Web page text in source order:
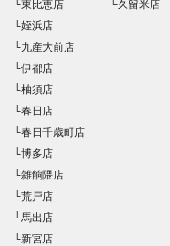
└東比恵店
└姪浜店
└九産大前店
└伊都店
└柚須店
└春日店
└春日千歳町店
└博多店
└雑餉隈店
└荒戸店
└馬出店
└新宮店
└久留米店